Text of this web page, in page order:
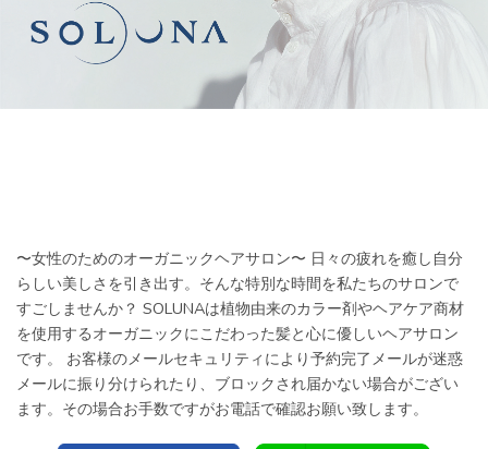
〜女性のためのオーガニックヘアサロン〜 日々の疲れを癒し自分
らしい美しさを引き出す。そんな特別な時間を私たちのサロンで
すごしませんか？ SOLUNAは植物由来のカラー剤やヘアケア商材
を使用するオーガニックにこだわった髪と心に優しいヘアサロン
です。 お客様のメールセキュリティにより予約完了メールが迷惑
メールに振り分けられたり、ブロックされ届かない場合がござい
ます。その場合お手数ですがお電話で確認お願い致します。